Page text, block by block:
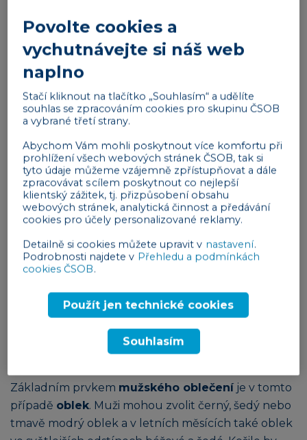
Čeká vás důležitá obchodní schůzka a přemýšlíte
shodují na tom, že nic nepokazíte, když na byznys
schůzku zvolíte
pracovní schůzky vám však budou stačit i džíny
s košilí nebo tričkem či šaty. Oblečení však vždy
musí být čisté a vyžehlené a mělo by vám správně
sedět.
Styly profesionálního oblečení
Při různých obchodních příležitostech se můžete
setkat hned s několikatypy dress codů. Mezi
základní styly profesionálního oblékání patří
business,business casualacasualasmart
casual.
Business
a běžně jej nosí například právníci,
Základním prvkem mužského oblečení je v tomto
případě oblek. Muži mohou zvolit černý, šedý nebo
tmavě modrý oblek a v letních měsících také oblek
Povolte cookies a
vychutnávejte si náš web
naplno
Stačí kliknout na tlačítko „Souhlasím“ a udělíte
souhlas se zpracováním cookies pro skupinu ČSOB
a vybrané třetí strany.
Abychom Vám mohli poskytnout více komfortu při
prohlížení všech webových stránek ČSOB, tak si
tyto údaje můžeme vzájemně zpřístupňovat a dále
zpracovávat s cílem poskytnout co nejlepší
klientský zážitek, tj. přizpůsobení obsahu
webových stránek, analytická činnost a předávání
cookies pro účely personalizované reklamy.
Detailně si cookies můžete upravit v nastavení.
Podrobnosti najdete v Přehledu a podmínkách
cookies ČSOB.
Použít jen technické cookies
Souhlasím